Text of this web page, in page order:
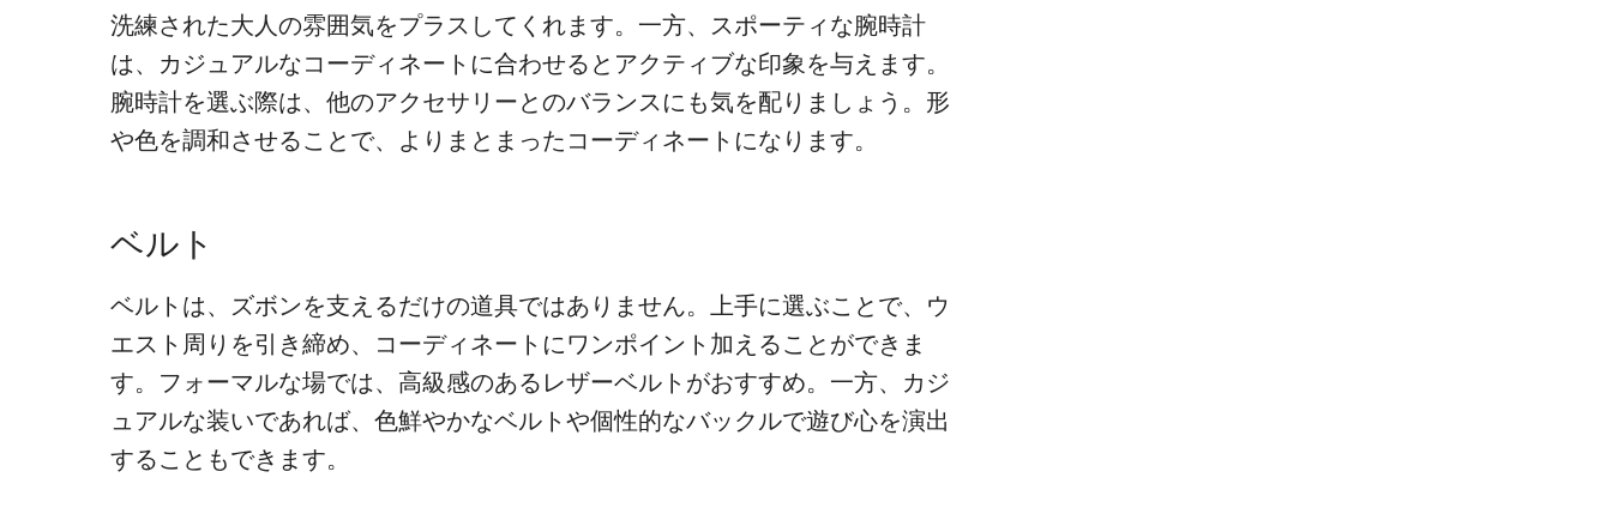
洗練された大人の雰囲気をプラスしてくれます。一方、スポーティな腕時計
は、カジュアルなコーディネートに合わせるとアクティブな印象を与えます。
腕時計を選ぶ際は、他のアクセサリーとのバランスにも気を配りましょう。形
や色を調和させることで、よりまとまったコーディネートになります。
ベルト
ベルトは、ズボンを支えるだけの道具ではありません。上手に選ぶことで、ウ
エスト周りを引き締め、コーディネートにワンポイント加えることができま
す。フォーマルな場では、高級感のあるレザーベルトがおすすめ。一方、カジ
ュアルな装いであれば、色鮮やかなベルトや個性的なバックルで遊び心を演出
することもできます。